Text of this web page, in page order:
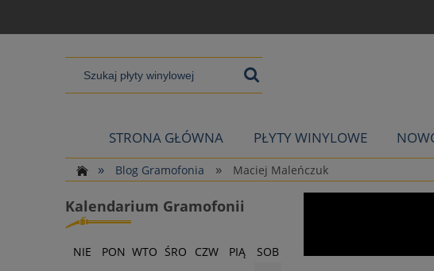
STRONA GŁÓWNA PŁYTY WINYLOWE
»
Blog Gramofonia » Maciej Maleńczuk
Kalendarium Gramofonii
NIE PON WTO ŚRO CZW PIĄ
SOB